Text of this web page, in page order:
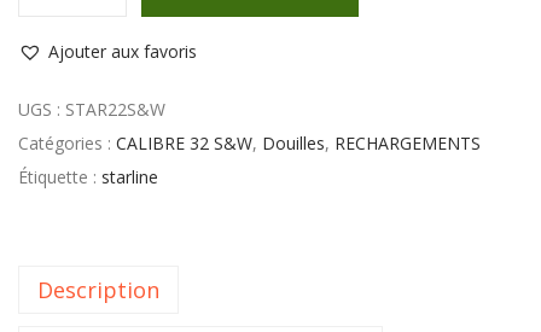
Ajouter aux favoris
UGS : STAR22S&W
Catégories : CALIBRE 32 S&W, Douilles, RECHARGEMENTS
Étiquette : starline
Description